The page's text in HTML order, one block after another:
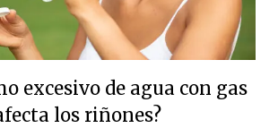
excesivo de agua con gas
los riñones?